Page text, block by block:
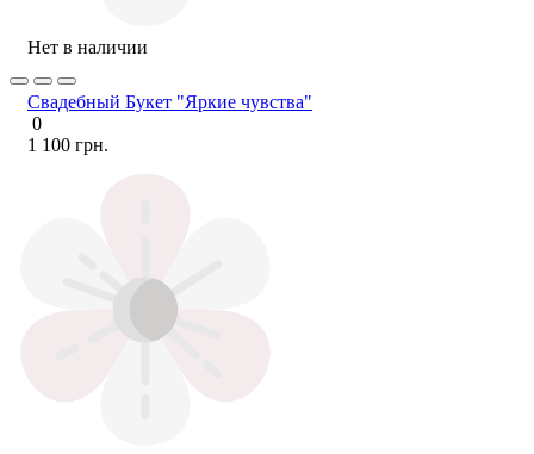
Нет в наличии
Свадебный Букет "Яркие чувства"
0
1 100 грн.